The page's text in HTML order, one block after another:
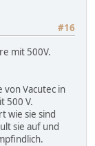
#16
mit 500V.
Vacutec in
500 V.
wie sie sind
sie auf und